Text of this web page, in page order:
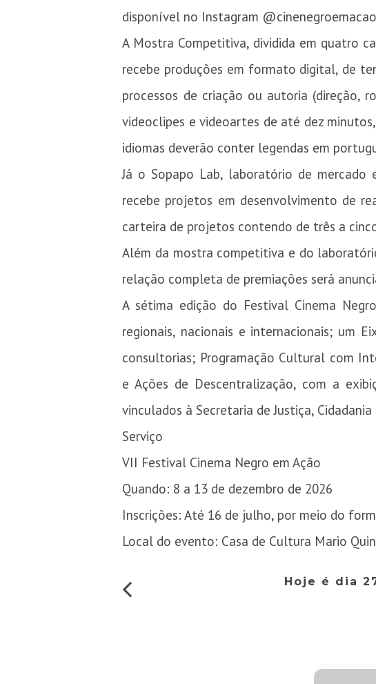
disponível no Instagram @cinenegroemacao
A Mostra Competitiva, dividida em quatro
recebe produções em formato digital, de
processos de criação ou autoria (direção,
videoclipes e videoartes de até dez
idiomas deverão conter legendas em
Já o Sopapo Lab, laboratório de
recebe projetos em desenvolvimento de
carteira de projetos contendo de três a
Além da mostra competitiva e do
relação completa de premiações será
A sétima edição do Festival Cinema
regionais, nacionais e internacionais; um
consultorias; Programação Cultural com
e Ações de Descentralização, com a
vinculados à Secretaria de Justiça,
Serviço
VII Festival Cinema Negro em Ação
Quando: 8 a 13 de dezembro de 2026
Inscrições: Até 16 de julho, por meio do
Local do evento: Casa de Cultura Mario
Hoje é dia